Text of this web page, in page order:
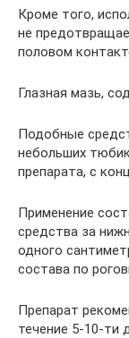
Кроме того,
не
половом
Глазная мазь,
Подобные
небольших
препарата, с
Применение
средства за
одного
состава по
Препарат
течение 5-10-ти